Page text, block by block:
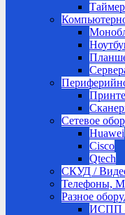
Сетевое
Huawei
Cisco
Qtech
СКУД /
Телефоны,
Разное
ИСПП